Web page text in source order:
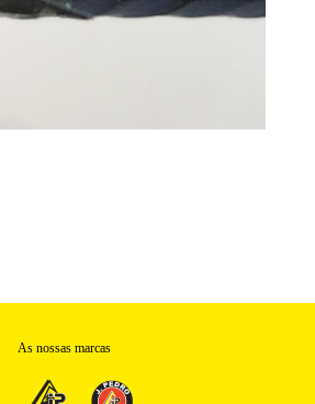
As nossas marcas